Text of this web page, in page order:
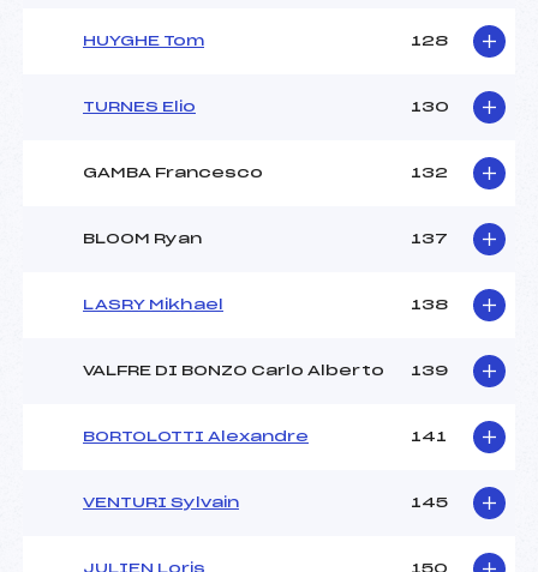
HUYGHE Tom 128
TURNES Elio 130
GAMBA Francesco 132
BLOOM Ryan 137
LASRY Mikhael 138
VALFRE DI BONZO Carlo Alberto 139
BORTOLOTTI Alexandre 141
VENTURI Sylvain 145
JULIEN Loris 150